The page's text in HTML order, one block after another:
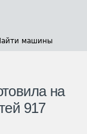
машины
на
917